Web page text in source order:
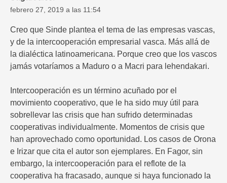
febrero 27, 2019 a las 11:54
Creo que Sinde plantea el tema de las empresas vascas,
y de la intercooperación empresarial vasca. Más allá de
la dialéctica latinoamericana. Porque creo que los vascos
jamás votaríamos a Maduro o a Macri para lehendakari.
Intercooperación es un término acuñado por el
movimiento cooperativo, que le ha sido muy útil para
sobrellevar las crisis que han sufrido determinadas
cooperativas individualmente. Momentos de crisis que
han aprovechado como oportunidad. Los casos de Orona
e Irizar que cita el autor son ejemplares. En Fagor, sin
embargo, la intercooperación para el reflote de la
cooperativa ha fracasado, aunque si haya funcionado la